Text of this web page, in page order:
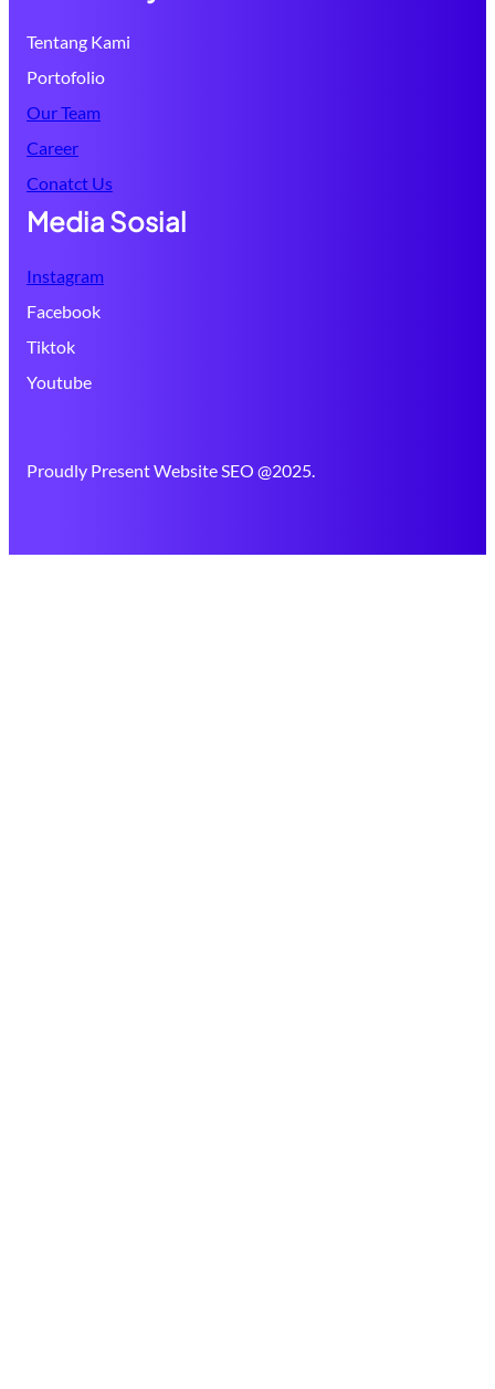
Tentang Kami
Portofolio
Our Team
Career
Conatct Us
Media Sosial
Instagram
Facebook
Tiktok
Youtube
Proudly Present Website SEO @2025.